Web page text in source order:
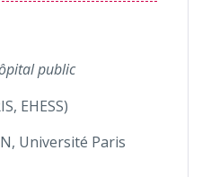
public
EHESS)
Université Paris